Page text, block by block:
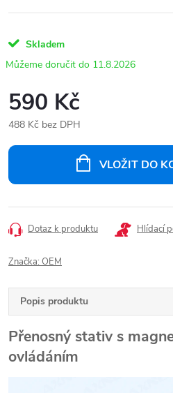
Skladem
11.8.2026
590 Kč
488 Kč bez DPH
VLOŽIT DO
Dotaz k produktu Hlídací
Značka: OEM
Popis produktu
Přenosný stativ s
ovládáním